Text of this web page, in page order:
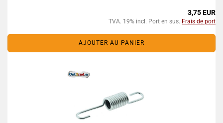
3,75 EUR
TVA. 19% incl. Port en sus. Frais de port
AJOUTER AU PANIER